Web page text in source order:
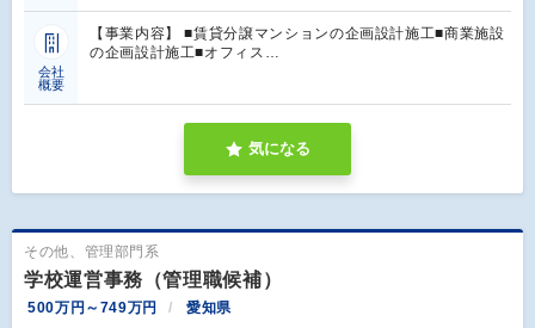
会社
概要
【事業内容】 ■賃貸分譲マンションの企画設計施工■商業施設
の企画設計施工■オフィス…
気になる
その他、管理部門系
学校運営事務（管理職候補）
500万円～749万円 愛知県